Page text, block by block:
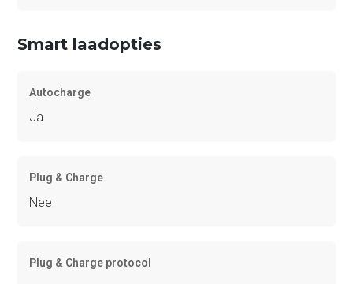
Smart laadopties
Autocharge
Ja
Plug & Charge
Nee
Plug & Charge protocol